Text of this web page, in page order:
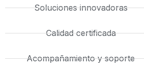
Soluciones innovadoras
Calidad certificada
Acompañamiento y soporte